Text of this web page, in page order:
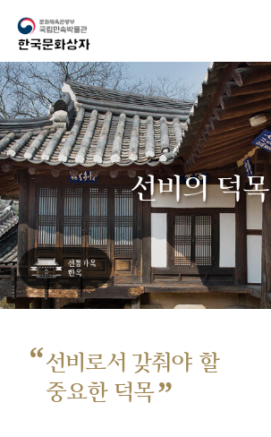
선비의 덕목
“선비로서 갖춰야 할
중요한 덕목”